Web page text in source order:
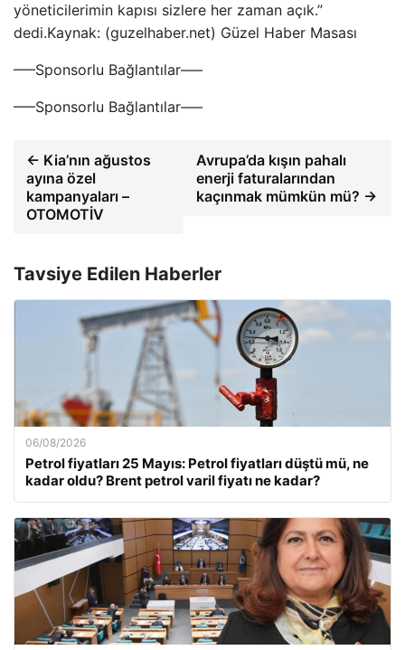
yöneticilerimin kapısı sizlere her zaman açık.”
dedi.Kaynak: (guzelhaber.net) Güzel Haber Masası
—–Sponsorlu Bağlantılar—–
—–Sponsorlu Bağlantılar—–
← Kia’nın ağustos
ayına özel
kampanyaları –
OTOMOTİV
Avrupa’da kışın pahalı
enerji faturalarından
kaçınmak mümkün mü? →
Tavsiye Edilen Haberler
06/08/2026
Petrol fiyatları 25 Mayıs: Petrol fiyatları düştü mü, ne
kadar oldu? Brent petrol varil fiyatı ne kadar?